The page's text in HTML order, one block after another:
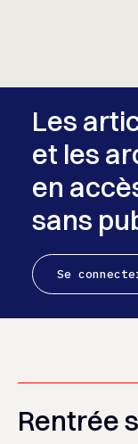
Les
et les
en
sans
Se
Rentrée